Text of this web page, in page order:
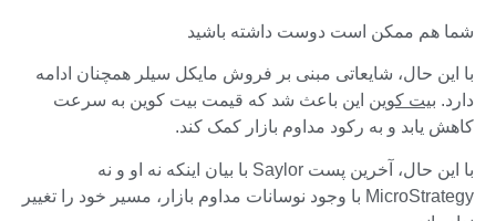
شما هم ممکن است دوست داشته باشید
با این حال، شایعاتی مبنی بر فروش مایکل سیلر همچنان ادامه
دارد. بیت کوین این باعث شد که قیمت بیت کوین به سرعت
کاهش یابد و به رکود مداوم بازار کمک کند.
با این حال، آخرین پست Saylor با بیان اینکه نه او و نه
MicroStrategy با وجود نوسانات مداوم بازار، مسیر خود را تغییر